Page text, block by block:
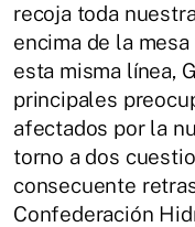
recoja toda
encima de la
esta misma línea,
principales
afectados por la
torno a dos
consecuente
Confederación